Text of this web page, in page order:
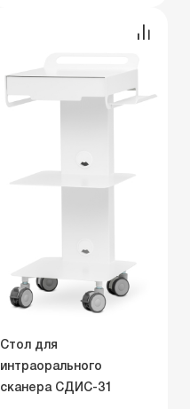
Стол для
интраорального
сканера СДИС-31